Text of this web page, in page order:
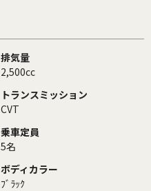
排気量
2,500cc
トランスミッション
CVT
乗車定員
5名
ボディカラー
ﾌﾞﾗｯｸ